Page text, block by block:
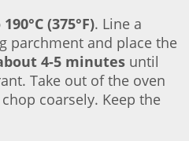
(375°F). Line a
parchment and place the
4-5 minutes until
Take out of the oven
coarsely. Keep the